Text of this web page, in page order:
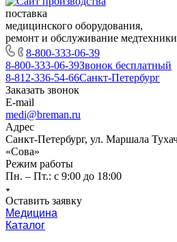
поставка
медицинского оборудования,
ремонт и обслуживание медтехники
8-800-333-06-39
8-800-333-06-39Звонок бесплатный
8-812-336-54-66Санкт-Петербург
Заказать звонок
E-mail
medi@breman.ru
Адрес
Санкт-Петербург, ул. Маршала
«Сова»
Режим работы
Пн. – Пт.: с 9:00 до 18:00
Оставить заявку
Медицина
Каталог